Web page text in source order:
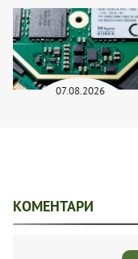
07.08.2026
КОМЕНТАРИ